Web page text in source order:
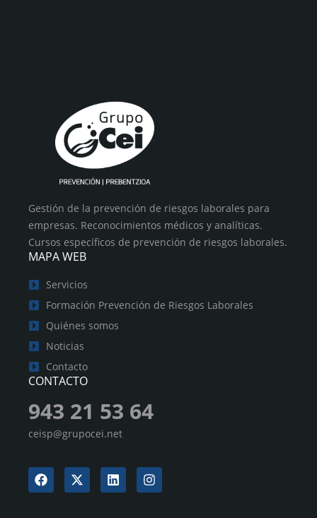
Gestión de la prevención de riesgos laborales para
empresas. Reconocimientos médicos y analíticas.
Cursos específicos de prevención de riesgos laborales.
MAPA WEB
Servicios
Formación Prevención de Riesgos Laborales
Quiénes somos
Noticias
Contacto
CONTACTO
943 21 53 64
ceisp@grupocei.net